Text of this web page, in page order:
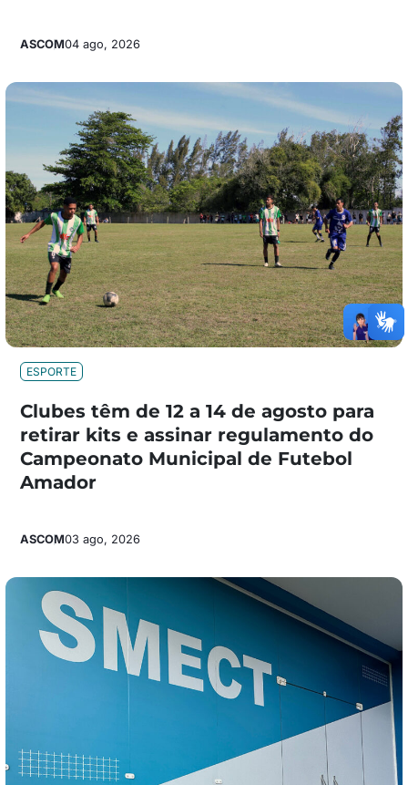
ASCOM04 ago, 2026
ESPORTE
Clubes têm de 12 a 14 de agosto para
retirar kits e assinar regulamento do
Campeonato Municipal de Futebol
Amador
ASCOM03 ago, 2026